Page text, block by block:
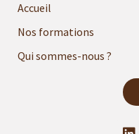
Accueil
Nos formations
Qui sommes-nous ?